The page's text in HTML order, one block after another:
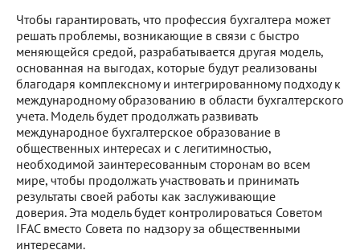
Чтобы гарантировать, что профессия бухгалтера может
решать проблемы, возникающие в связи с быстро
меняющейся средой, разрабатывается другая модель,
основанная на выгодах, которые будут реализованы
благодаря комплексному и интегрированному подходу к
международному образованию в области бухгалтерского
учета. Модель будет продолжать развивать
международное бухгалтерское образование в
общественных интересах и с легитимностью,
необходимой заинтересованным сторонам во всем
мире, чтобы продолжать участвовать и принимать
результаты своей работы как заслуживающие
доверия. Эта модель будет контролироваться Советом
IFAC вместо Совета по надзору за общественными
интересами.